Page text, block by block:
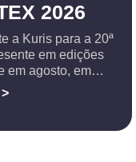
2026
a Kuris para a 20ª
em edições
em agosto, em
presente em todos